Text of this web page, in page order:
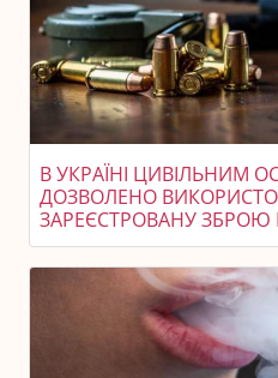
В УКРАЇНІ ЦИВІЛЬНИМ
ДОЗВОЛЕНО
ЗАРЕЄСТРОВАНУ ЗБРОЮ